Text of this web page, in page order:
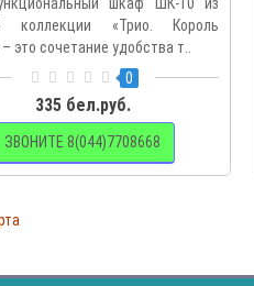
коллекции «Трио. Король
это сочетание удобства т..
0
335 бел.руб.
ЗВОНИТЕ 8(044)7708668